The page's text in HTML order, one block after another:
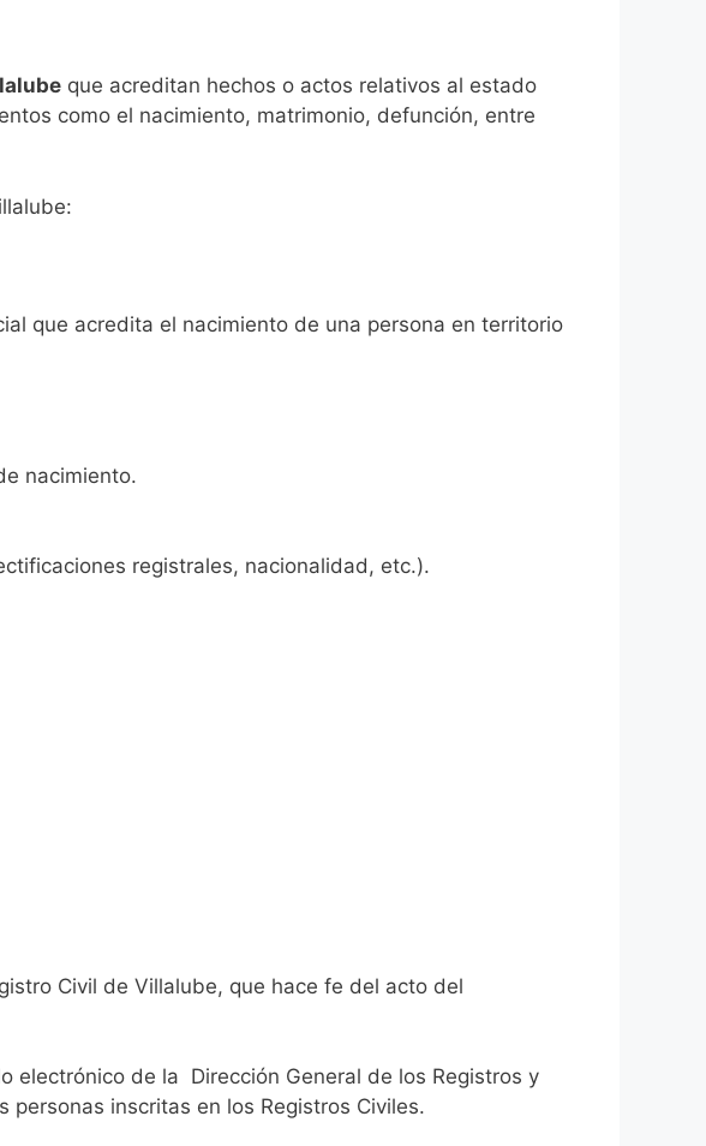
que acreditan hechos o actos relativos al estado
como el nacimiento, matrimonio, defunción, entre
que acredita el nacimiento de una persona en territorio
nacimiento.
registrales, nacionalidad, etc.).
Civil de Villalube, que hace fe del acto del
electrónico de la Dirección General de los Registros y
inscritas en los Registros Civiles.